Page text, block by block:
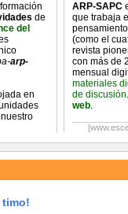
de
del
arp-
en
ARP-SAPC
que trabaja
(como el
revista
con más de
mensual
materiales
de discusión
web.
timo!